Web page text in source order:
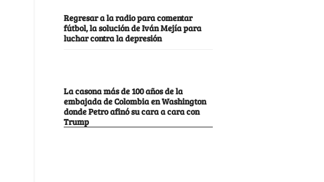
Regresar a la radio para comentar
fútbol, la solución de Iván Mejía para
luchar contra la depresión
La casona más de 100 años de la
embajada de Colombia en Washington
donde Petro afinó su cara a cara con
Trump